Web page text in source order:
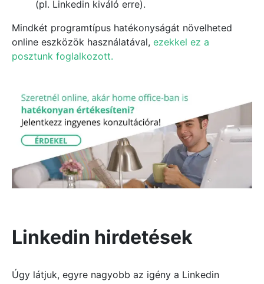
(pl. Linkedin kiváló erre).
Mindkét programtípus hatékonyságát növelheted
online eszközök használatával, ezekkel ez a
posztunk foglalkozott.
Linkedin hirdetések
Úgy látjuk, egyre nagyobb az igény a Linkedin